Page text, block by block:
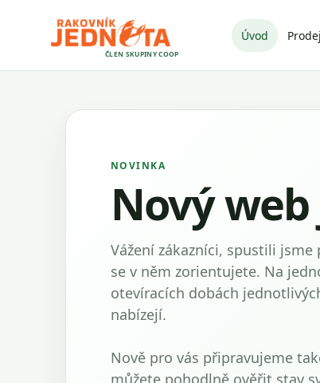
ČLEN SKUPINY COOP
Úvod
NOVINKA
Nový
Vážení zákazníci, spustili
se v něm zorientujete. Na
otevíracích dobách
nabízejí.
Nově pro vás připravujeme
můžete pohodlně ověřit stav